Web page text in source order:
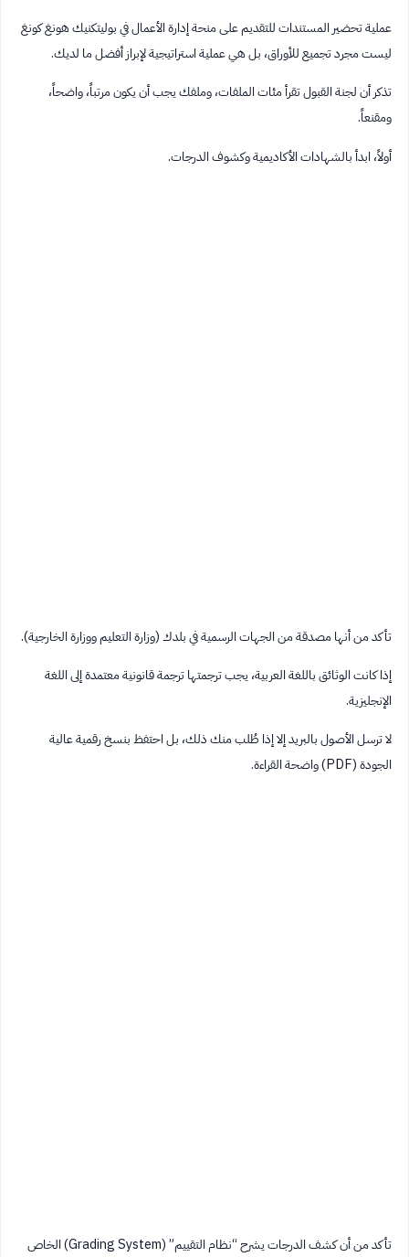
عملية تحضير المستندات للتقديم على منحة إدارة الأعمال في بوليتكنيك هونغ كونغ
ليست مجرد تجميع للأوراق، بل هي عملية استراتيجية لإبراز أفضل ما لديك.
تذكر أن لجنة القبول تقرأ مئات الملفات، وملفك يجب أن يكون مرتباً، واضحاً،
ومقنعاً.
أولاً، ابدأ بالشهادات الأكاديمية وكشوف الدرجات.
تأكد من أنها مصدقة من الجهات الرسمية في بلدك (وزارة التعليم ووزارة الخارجية).
إذا كانت الوثائق باللغة العربية، يجب ترجمتها ترجمة قانونية معتمدة إلى اللغة
الإنجليزية.
لا ترسل الأصول بالبريد إلا إذا طُلب منك ذلك، بل احتفظ بنسخ رقمية عالية
الجودة (PDF) واضحة القراءة.
تأكد من أن كشف الدرجات يشرح “نظام التقييم” (Grading System) الخاص